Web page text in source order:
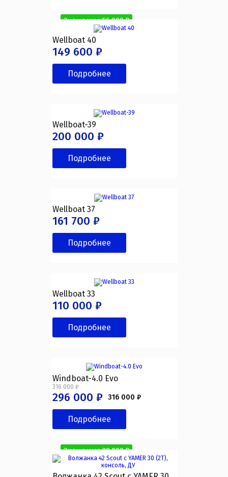
Экономия 56 000 ₽
Wellboat 40
149 600 ₽
Подробнее
Wellboat-39
200 000 ₽
Подробнее
Wellboat 37
161 700 ₽
Подробнее
Wellboat 33
110 000 ₽
Подробнее
Windboat-4.0 Evo
316 000 ₽
316 000 ₽
296 000 ₽
Экономия 20 000 ₽
Подробнее